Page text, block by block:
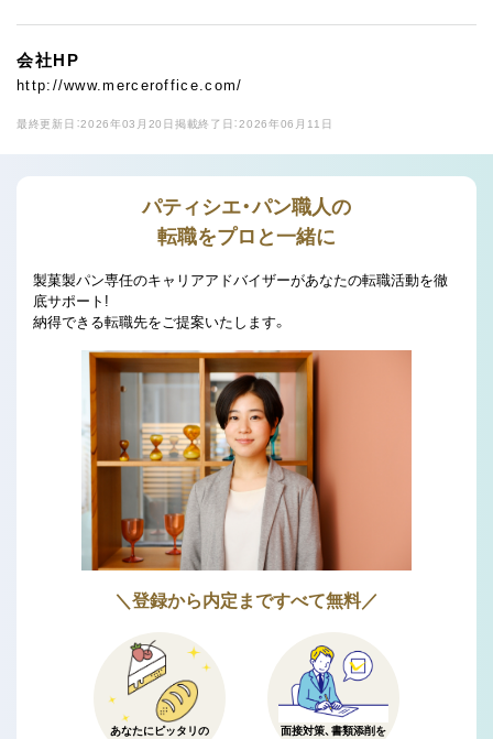
会社HP
http://www.merceroffice.com/
最終更新日：2026年03月20日 掲載終了日：2026年06月11日
パティシエ・パン職人の
転職をプロと一緒に
製菓製パン専任のキャリアアドバイザーがあなたの転職活動を徹
底サポート!
納得できる転職先をご提案いたします。
＼登録から内定まですべて無料／
あなたにピッタリの
面接対策、書類添削を